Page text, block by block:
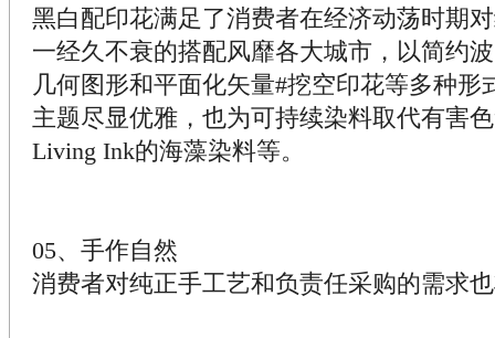
黑白配印花满足了消费者在经济动荡时期
一经久不衰的搭配风靡各大城市，以简约
几何图形和平面化矢量#挖空印花等多种形
主题尽显优雅，也为可持续染料取代有害
Living Ink的海藻染料等。
05、手作自然
消费者对纯正手工艺和负责任采购的需求